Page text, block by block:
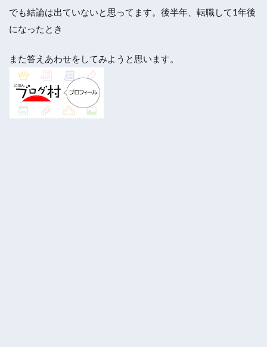
でも結論は出ていないと思ってます。後半年、転職して1年後
になったとき
また答えあわせをしてみようと思います。